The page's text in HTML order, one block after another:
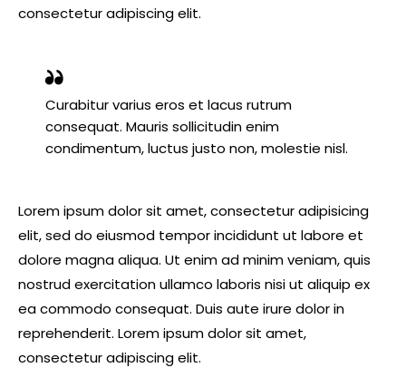
consectetur adipiscing elit.
Curabitur varius eros et lacus rutrum
consequat. Mauris sollicitudin enim
condimentum, luctus justo non, molestie nisl.
Lorem ipsum dolor sit amet, consectetur adipisicing
elit, sed do eiusmod tempor incididunt ut labore et
dolore magna aliqua. Ut enim ad minim veniam, quis
nostrud exercitation ullamco laboris nisi ut aliquip ex
ea commodo consequat. Duis aute irure dolor in
reprehenderit. Lorem ipsum dolor sit amet,
consectetur adipiscing elit.